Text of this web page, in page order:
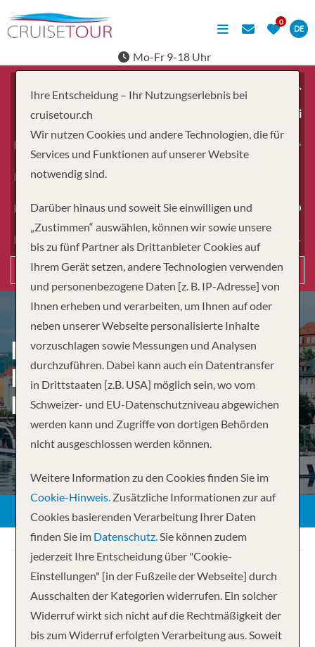
DE
Mo-Fr 9-18 Uhr
Erwachsene
Kinder
Dauer
Reiseart
Suchen
MIT DER MAGNA AUF DER
DONAU – VON VILSHOFEN
BIS BUDAPEST
Ihre Kreuzfahrt
Ihre Entscheidung – Ihr Nutzungserlebnis bei
cruisetour.ch
Wir nutzen Cookies und andere Technologien, die für
Services und Funktionen auf unserer Website
notwendig sind.
Darüber hinaus und soweit Sie einwilligen und
„Zustimmen“ auswählen, können wir sowie unsere
bis zu fünf Partner als Drittanbieter Cookies auf
Ihrem Gerät setzen, andere Technologien verwenden
und personenbezogene Daten [z. B. IP-Adresse] von
Ihnen erheben und verarbeiten, um Ihnen auf oder
neben unserer Webseite personalisierte Inhalte
vorzuschlagen sowie Messungen und Analysen
durchzuführen. Dabei kann auch ein Datentransfer
in Drittstaaten [z.B. USA] möglich sein, wo vom
Schweizer- und EU-Datenschutzniveau abgewichen
werden kann und Zugriffe von dortigen Behörden
nicht ausgeschlossen werden können.
Weitere Information zu den Cookies finden Sie im
Cookie-Hinweis. Zusätzliche Informationen zur auf
Cookies basierenden Verarbeitung Ihrer Daten
finden Sie im Datenschutz.Sie können zudem
jederzeit Ihre Entscheidung über "Cookie-
Einstellungen" [in der Fußzeile der Webseite] durch
Ausschalten der Kategorien widerrufen. Ein solcher
Widerruf wirkt sich nicht auf die Rechtmäßigkeit der
bis zum Widerruf erfolgten Verarbeitung aus. Soweit